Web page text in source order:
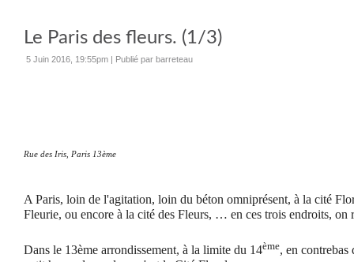
Le Paris des fleurs. (1/3)
5 Juin 2016, 19:55pm Publié par barreteau
Rue des Iris, Paris 13ème
A Paris, loin de l'agitation, loin du béton omniprésent, à la cité
Fleurie, ou encore à la cité des Fleurs, … en ces trois endroits, on
Dans le 13ème arrondissement, à la limite du 14ème, en